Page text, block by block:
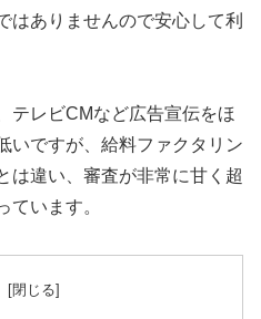
はありませんので安心して利
テレビCMなど広告宣伝をほ
いですが、給料ファクタリン
は違い、審査が非常に甘く超
ています。